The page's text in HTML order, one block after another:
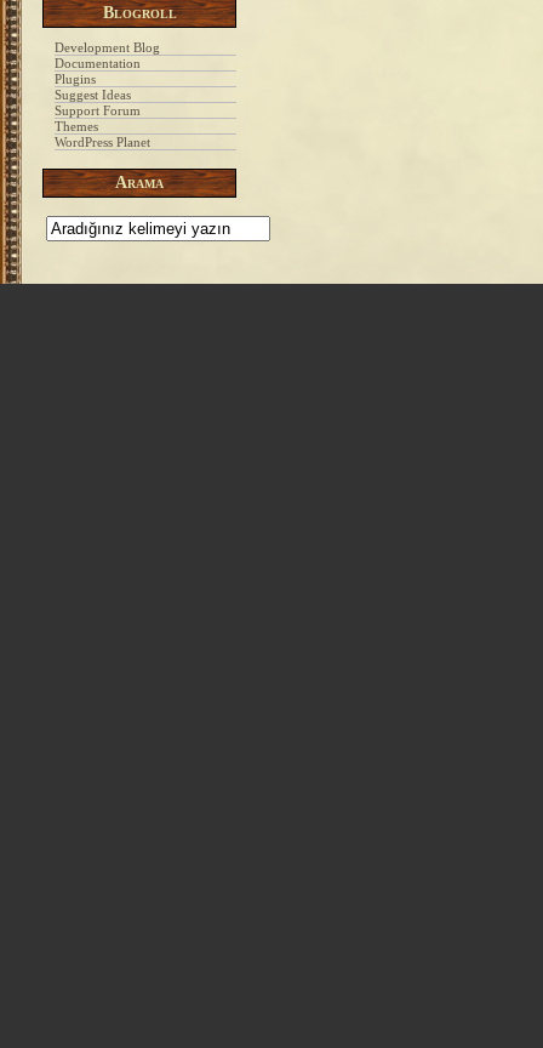
Blogroll
Development Blog
Documentation
Plugins
Suggest Ideas
Support Forum
Themes
WordPress Planet
Arama